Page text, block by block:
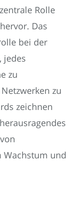
Rolle
Das
bei der
jedes
zu
zu
zeichnen
Wachstum und